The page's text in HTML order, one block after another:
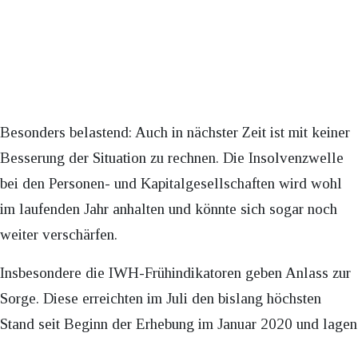
Besonders belastend: Auch in nächster Zeit ist mit keiner
Besserung der Situation zu rechnen. Die Insolvenzwelle
bei den Personen- und Kapitalgesellschaften wird wohl
im laufenden Jahr anhalten und könnte sich sogar noch
weiter verschärfen.
Insbesondere die IWH-Frühindikatoren geben Anlass zur
Sorge. Diese erreichten im Juli den bislang höchsten
Stand seit Beginn der Erhebung im Januar 2020 und lagen